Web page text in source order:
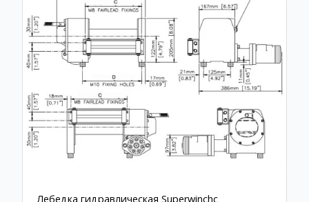
Лебедка гидравлическая Superwinchс